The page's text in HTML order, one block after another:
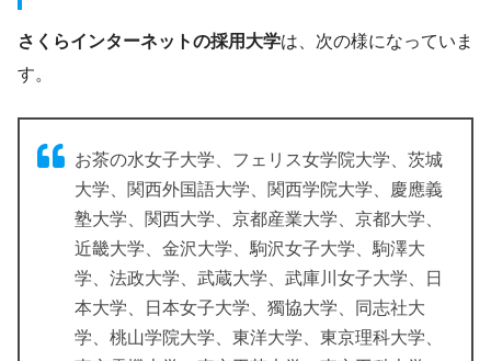
さくらインターネットの採用大学は、次の様になっていま
す。
お茶の水女子大学、フェリス女学院大学、茨城
大学、関西外国語大学、関西学院大学、慶應義
塾大学、関西大学、京都産業大学、京都大学、
近畿大学、金沢大学、駒沢女子大学、駒澤大
学、法政大学、武蔵大学、武庫川女子大学、日
本大学、日本女子大学、獨協大学、同志社大
学、桃山学院大学、東洋大学、東京理科大学、